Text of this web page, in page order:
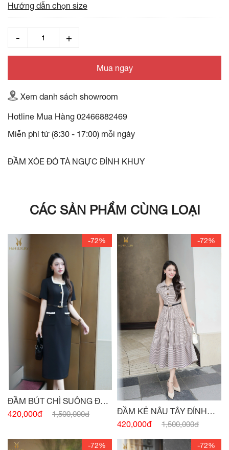
Hướng dẫn chọn size
Mua ngay
Xem danh sách showroom
Hotline Mua Hàng 02466882469
Miễn phí từ (8:30 - 17:00) mỗi ngày
ĐẦM XÒE ĐỎ TÀ NGỰC ĐÍNH KHUY
CÁC SẢN PHẨM CÙNG LOẠI
-72%
ĐẦM BÚT CHÌ SUÔNG ĐEN
HAI TÚI
420,000đ 1,500,000đ
-72%
ĐẦM KẺ NÂU TÂY ĐÍNH
CÚC
420,000đ 1,500,000đ
-72% -72%